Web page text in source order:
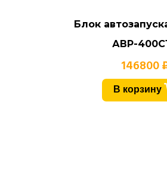
Блок
АВР-
146800
В корзину